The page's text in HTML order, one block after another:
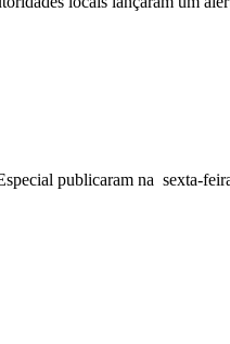
publicaram na sexta-